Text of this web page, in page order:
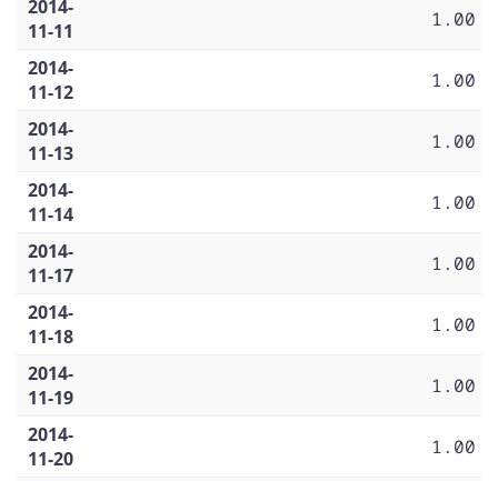
2014-
11-11
1.00
2014-
11-12
1.00
2014-
11-13
1.00
2014-
11-14
1.00
2014-
11-17
1.00
2014-
11-18
1.00
2014-
11-19
1.00
2014-
11-20
1.00